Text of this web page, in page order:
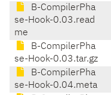
B-CompilerPha
se-Hook-0.03.read
me
B-CompilerPha
se-Hook-0.03.tar.gz
B-CompilerPha
se-Hook-0.04.meta